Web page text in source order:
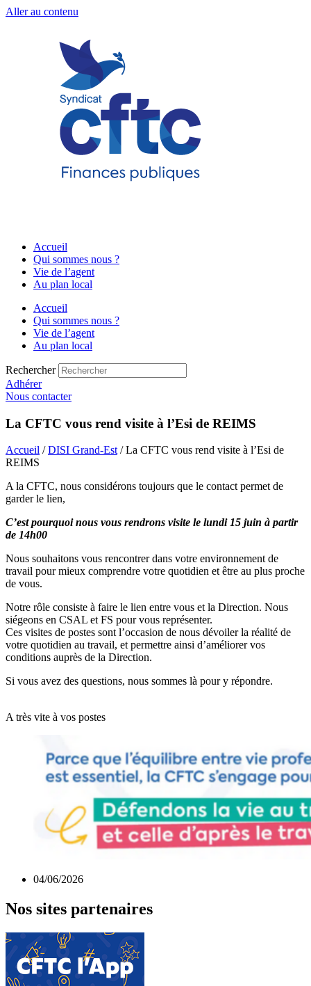
Aller au contenu
Accueil
Qui sommes nous ?
Vie de l’agent
Au plan local
Accueil
Qui sommes nous ?
Vie de l’agent
Au plan local
Rechercher
Adhérer
Nous contacter
La CFTC vous rend visite à l’Esi de REIMS
Accueil /DISI Grand-Est/ La CFTC vous rend visite à l’Esi de
REIMS
A la CFTC, nous considérons toujours que le contact permet de
garder le lien,
C’est pourquoi nous vous rendrons visite le lundi 15 juin à partir
de 14h00
Nous souhaitons vous rencontrer dans votre environnement de
travail pour mieux comprendre votre quotidien et être au plus proche
de vous.
Notre rôle consiste à faire le lien entre vous et la Direction. Nous
siégeons en CSAL et FS pour vous représenter.
Ces visites de postes sont l’occasion de nous dévoiler la réalité de
votre quotidien au travail, et permettre ainsi d’améliorer vos
conditions auprès de la Direction.
Si vous avez des questions, nous sommes là pour y répondre.
A très vite à vos postes
04/06/2026
Nos sites partenaires